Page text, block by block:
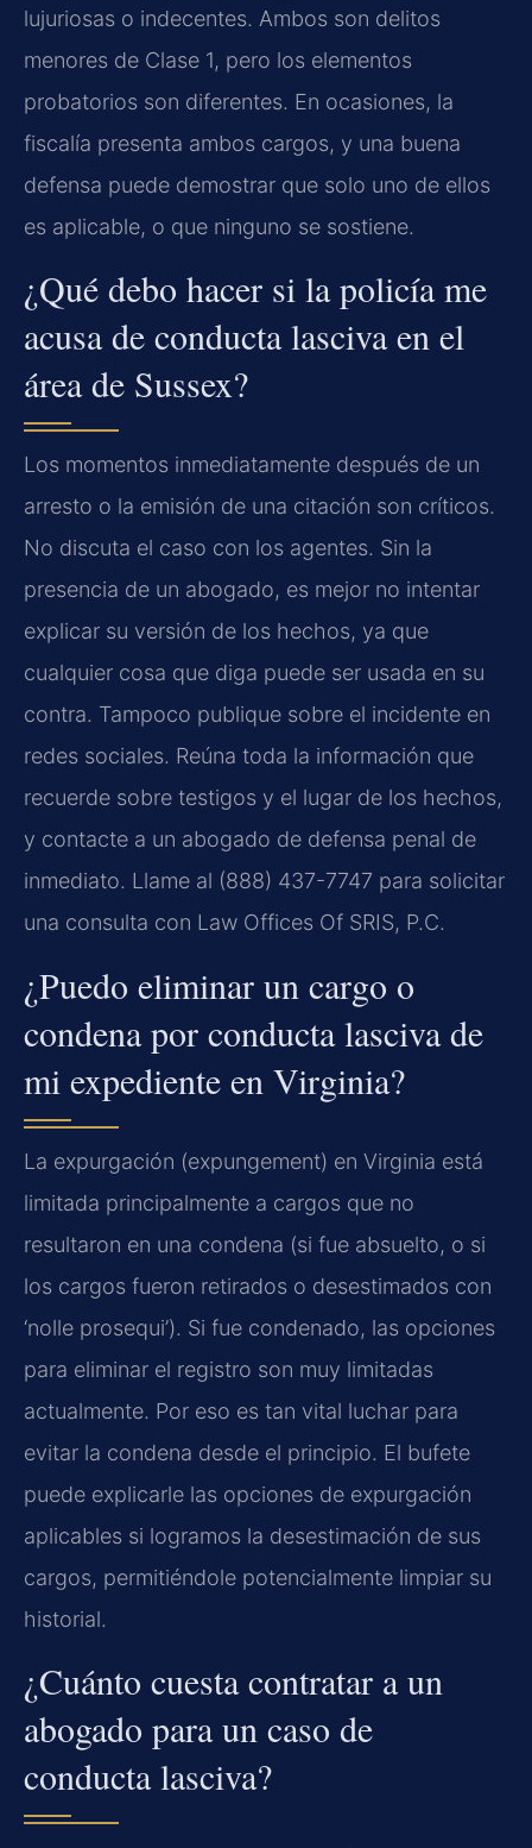
lujuriosas o indecentes. Ambos son delitos
menores de Clase 1, pero los elementos
probatorios son diferentes. En ocasiones, la
fiscalía presenta ambos cargos, y una buena
defensa puede demostrar que solo uno de ellos
es aplicable, o que ninguno se sostiene.
¿Qué debo hacer si la policía me
acusa de conducta lasciva en el
área de Sussex?
Los momentos inmediatamente después de un
arresto o la emisión de una citación son críticos.
No discuta el caso con los agentes. Sin la
presencia de un abogado, es mejor no intentar
explicar su versión de los hechos, ya que
cualquier cosa que diga puede ser usada en su
contra. Tampoco publique sobre el incidente en
redes sociales. Reúna toda la información que
recuerde sobre testigos y el lugar de los hechos,
y contacte a un abogado de defensa penal de
inmediato. Llame al (888) 437-7747 para solicitar
una consulta con Law Offices Of SRIS, P.C.
¿Puedo eliminar un cargo o
condena por conducta lasciva de
mi expediente en Virginia?
La expurgación (expungement) en Virginia está
limitada principalmente a cargos que no
resultaron en una condena (si fue absuelto, o si
los cargos fueron retirados o desestimados con
‘nolle prosequi’). Si fue condenado, las opciones
para eliminar el registro son muy limitadas
actualmente. Por eso es tan vital luchar para
evitar la condena desde el principio. El bufete
puede explicarle las opciones de expurgación
aplicables si logramos la desestimación de sus
cargos, permitiéndole potencialmente limpiar su
historial.
¿Cuánto cuesta contratar a un
abogado para un caso de
conducta lasciva?